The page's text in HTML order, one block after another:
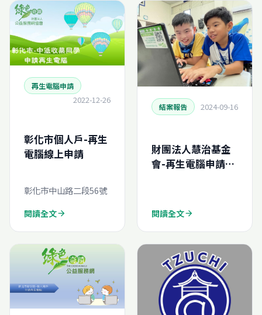
再生電腦申請
2022-12-26
彰化市個人戶-再生
電腦線上申請
彰化市中山路二段56號
閱讀全文arrow_forward
結案報告 2024-09-16
財團法人慧治基金
會-再生電腦申請結
閱讀全文arrow_forward